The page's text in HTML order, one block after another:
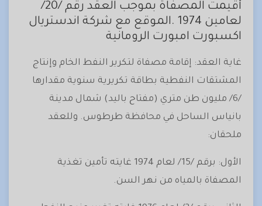
أقيمت المصفاة بموجب العقد رقم /20/
لعامين 1974 .الموقع مع شركة اندستريال
اكسبورت امبورت الرومانية
غاية العقد: إقامة مصفاة لتكرير النفط الخام وإنتاج
المشتقات النفطية بطاقة تكريرية سنوية مقدارها
/6/ مليون طن متري (مفتاح باليد) شمال مدينة
بانياس الساحل في محافظة طرطوس. وللعقد
ملحقان:
الأول: برقم /15/ لعام 1974 غايته تأمين تغذية
المصفاة بالمياه من نهر السن.